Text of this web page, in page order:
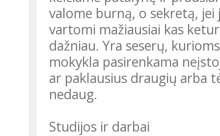
valome burną, o sekretą,
vartomi mažiausiai kas
dažniau. Yra seserų,
mokykla pasirenkama
ar paklausius draugių arba
nedaug.
Studijos ir darbai